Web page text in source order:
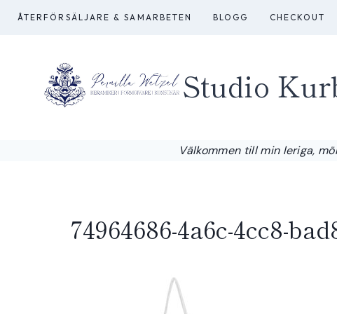
Skip
ÅTERFÖRSÄLJARE & SAMARBETEN BLOGG CHECKOUT
Studio
Välkommen till min leriga,
74964686-4a6c-4cc8-